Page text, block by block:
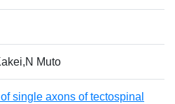
Muto
single axons of tectospinal